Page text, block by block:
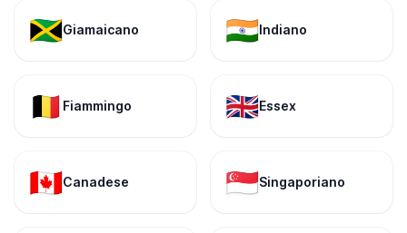
🇯🇲Giamaicano 🇮🇳Indiano
🇧🇪 Fiammingo 🇬🇧Essex
🇨🇦Canadese 🇸🇬Singaporiano